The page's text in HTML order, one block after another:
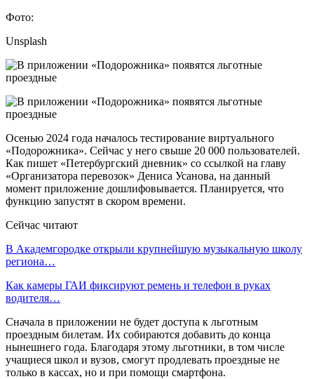
Фото:
Unsplash
Осенью 2024 года началось тестирование виртуального
«Подорожника». Сейчас у него свыше 20 000 пользователей.
Как пишет «Петербургский дневник» со ссылкой на главу
«Организатора перевозок» Дениса Усанова, на данный
момент приложение дошлифовывается. Планируется, что
функцию запустят в скором времени.
Сейчас читают
В Академгородке открыли крупнейшую музыкальную школу
региона…
Как камеры ГАИ фиксируют ремень и телефон в руках
водителя…
Сначала в приложении не будет доступа к льготным
проездным билетам. Их собираются добавить до конца
нынешнего года. Благодаря этому льготники, в том числе
учащиеся школ и вузов, смогут продлевать проездные не
только в кассах, но и при помощи смартфона.